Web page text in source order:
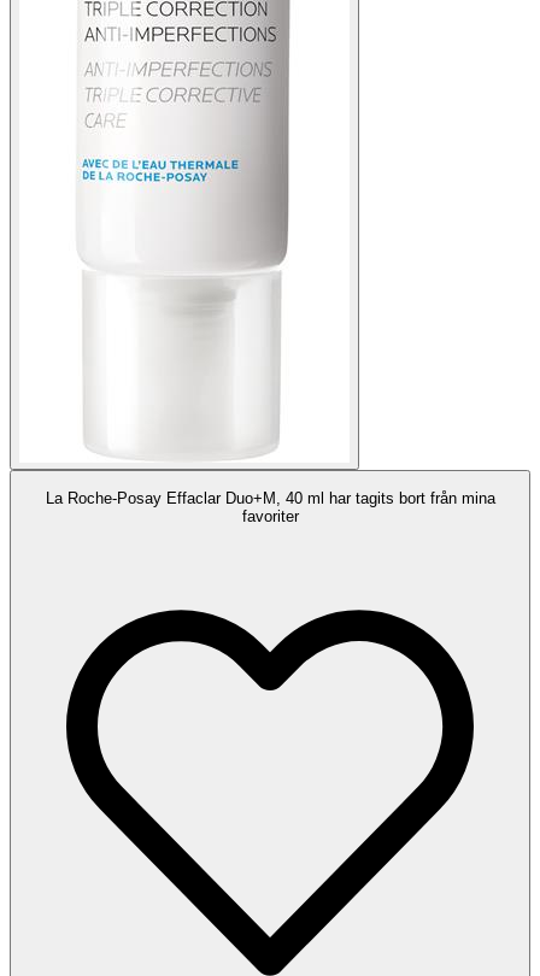
La Roche-Posay Effaclar Duo+M, 40 ml har tagits bort från mina
favoriter